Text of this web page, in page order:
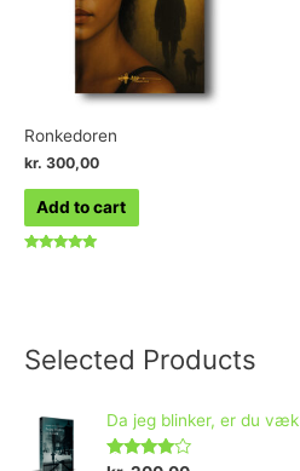
Ronkedoren
kr. 300,00
Add to cart
Selected Products
Da jeg blinker, er du væk